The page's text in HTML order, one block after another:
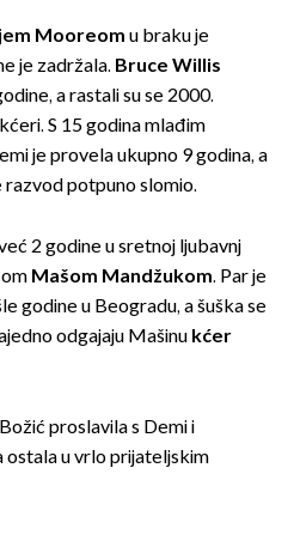
Mooreom u braku je
je zadržala. Bruce Willis
a rastali su se 2000.
S 15 godina mlađim
je provela ukupno 9 godina, a
potpuno slomio.
2 godine u sretnoj ljubavnj
Mašom Mandžukom. Par je
godine u Beogradu, a šuška se
odgajaju Mašinu kćer
proslavila s Demi i
ostala u vrlo prijateljskim